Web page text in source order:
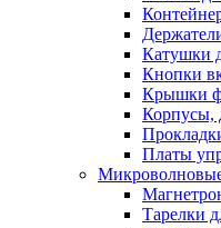
Катушки
Кнопки
Крышки
Корпусы,
Платы
Тарелки